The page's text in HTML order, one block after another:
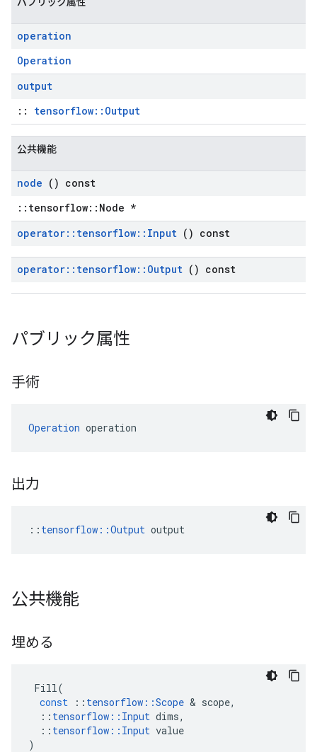
operation
Operation
output
:: tensorflow::Output
公共機能
node () const
::tensorflow::Node *
operator:: tensorflow:: Input () const
operator:: tensorflow:: Output () const
パブリック属性
手術
Operation operation
出力
:: tensorflow::Output output
公共機能
埋める
Fill(
const
:: tensorflow ::Scope & scope,
:: tensorflow :: Input dims,
:: tensorflow :: Input value
)